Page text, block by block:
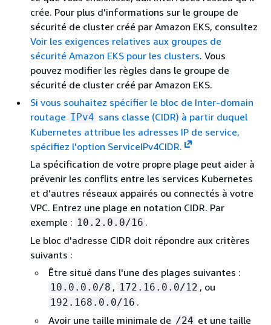
crée. Pour plus d'informations sur le groupe de
sécurité de cluster créé par Amazon EKS, consultez
Voir les exigences relatives aux groupes de
sécurité Amazon EKS pour les clusters. Vous
pouvez modifier les règles dans le groupe de
sécurité de cluster créé par Amazon EKS.
Si vous souhaitez spécifier le bloc de Inter-domain
routage IPv4 sans classe (CIDR) à partir duquel
Kubernetes attribue les adresses IP de service,
spécifiez l'option ServiceIPv4CIDR.
La spécification de votre propre plage peut aider à
prévenir les conflits entre les services Kubernetes
et d’autres réseaux appairés ou connectés à votre
VPC. Entrez une plage en notation CIDR. Par
exemple : 10.2.0.0/16 .
Le bloc d'adresse CIDR doit répondre aux critères
suivants :
Être situé dans l'une des plages suivantes :
10.0.0.0/8 , 172.16.0.0/12 , ou
192.168.0.0/16 .
Avoir une taille minimale de /24 et une taille